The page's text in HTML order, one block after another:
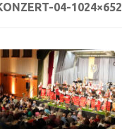
04-1024×652